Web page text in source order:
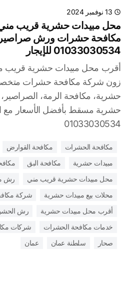
13 نوفمبر 2024
محل مبيدات حشرية قريب
مكافحة حشرات ورش
01033030534 للإيجار
أقرب محل مبيدات حشرية
زون شركة مكافحة حشرات
حشرية، مكافحة الرمة،
حشرية مسقط بأفضل الأسعار مع
01033030534
مكافحة الحشرات مكافحة القوارض
مبيدات حشرية
مكافحة البق
محل مبيدات حشرية قريب مني
رش
محلات بيع مبيدات حشرية
شركة
أقرب محل مبيدات حشرية
رش
خدمات مكافحة الحشرات
شركات
صحار
سلطنة عمان عمان